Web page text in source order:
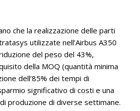
che la realizzazione delle parti
utilizzate nell’Airbus A350
del peso del 43%,
della MOQ (quantità minima
dell’85% dei tempi di
significativo di costi e una
produzione di diverse settimane.